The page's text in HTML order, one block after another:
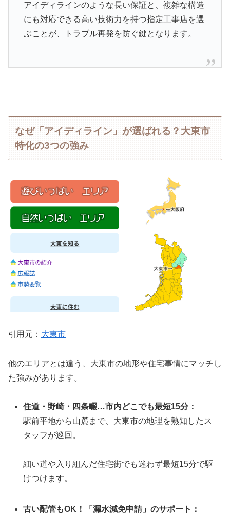
アイディラインのような長い保証と、複雑な構造
にも対応できる高い技術力を持つ指定工事店を選
ぶことが、トラブル再発を防ぐ鍵となります。
なぜ「アイディライン」が選ばれる？大東市
特化の3つの強み
引用元： 大東市
他のエリアとは違う、大東市の地形や住宅事情にマッチし
た強みがあります。
住道・野崎・四条畷…市内どこでも最短15分：
駅前平地から山麓まで、大東市の地理を熟知したス
タッフが巡回。
細い道や入り組んだ住宅街でも迷わず最短15分で駆
けつけます。
古い配管もOK！「漏水減免申請」のサポート：